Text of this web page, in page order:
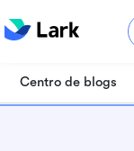
Centro de blogs